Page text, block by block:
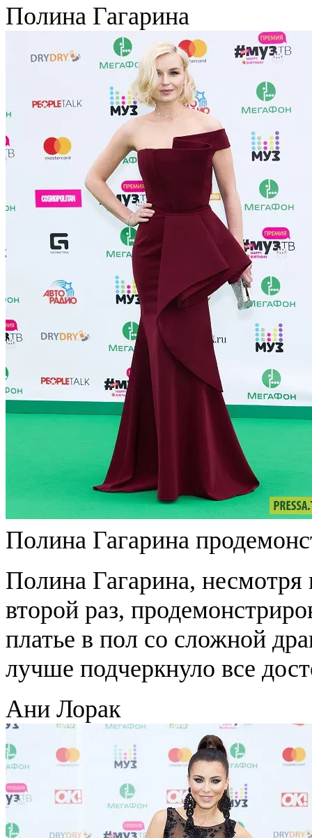
Полина Гагарина
Полина Гагарина
Полина Гагарина, несмотря
второй раз,
платье в пол со сложной
лучше подчеркнуло все
Ани Лорак